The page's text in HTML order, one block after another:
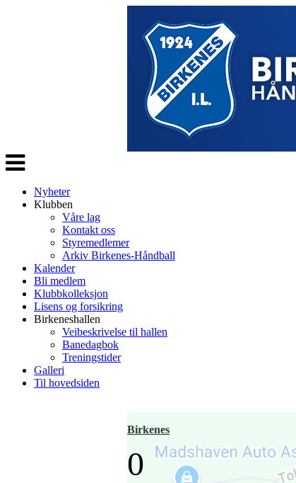
Veksle
navigasjon
Nyheter
Klubben
Våre lag
Kontakt oss
Styremedlemer
Arkiv Birkenes-Håndball
Kalender
Bli medlem
Klubbkolleksjon
Lisens og forsikring
Birkeneshallen
Veibeskrivelse til hallen
Banedagbok
Treningstider
Galleri
Til hovedsiden
Birkenes
0